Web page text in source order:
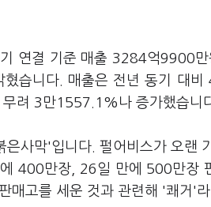
연결 기준 매출 3284억9900
혔습니다. 매출은 전년 동기 대
무려 3만1557.1%나 증가했습니
은사막'입니다. 펄어비스가 오랜
400만장, 26일 만에 500만장
매고를 세운 것과 관련해 '쾌거'